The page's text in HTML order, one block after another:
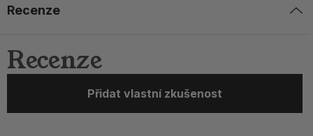
Recenze
Recenze
Přidat vlastní zkušenost